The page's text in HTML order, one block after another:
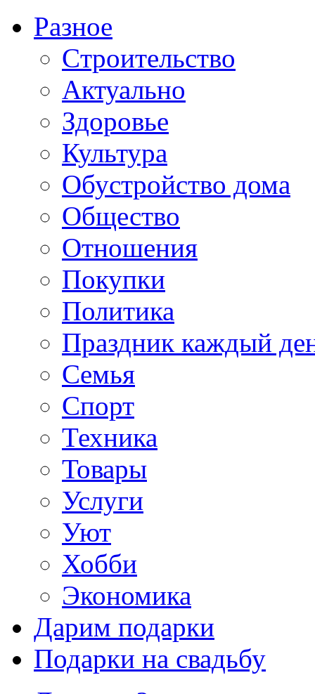
Разное
Cтроительство
Актуально
Здоровье
Культура
Обустройство дома
Общество
Отношения
Покупки
Политика
Праздник каждый
Семья
Спорт
Техника
Товары
Услуги
Уют
Хобби
Экономика
Дарим подарки
Подарки на свадьбу